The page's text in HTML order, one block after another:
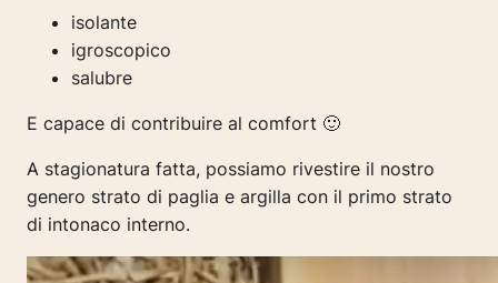
isolante
igroscopico
salubre
E capace di contribuire al comfort 🙂
A stagionatura fatta, possiamo rivestire il nostro
genero strato di paglia e argilla con il primo strato
di intonaco interno.